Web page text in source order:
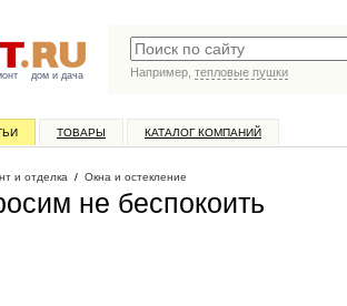
дом и дача
Например, тепловые пушки
ТОВАРЫ КАТАЛОГ КОМПАНИЙ
и отделка / Окна и остекление
не беспокоить